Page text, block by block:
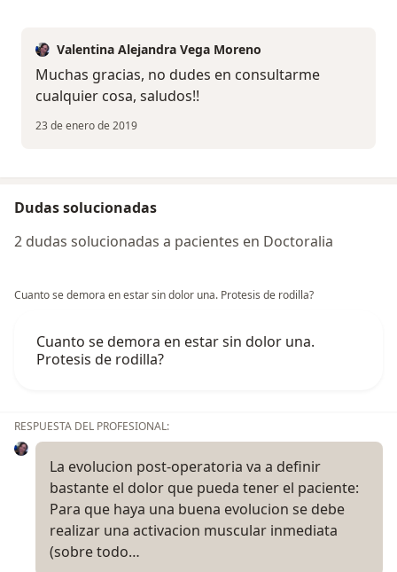
Valentina Alejandra Vega Moreno
Muchas gracias, no dudes en consultarme
cualquier cosa, saludos!!
23 de enero de 2019
Dudas solucionadas
2 dudas solucionadas a pacientes en Doctoralia
Cuanto se demora en estar sin dolor una. Protesis de rodilla?
Cuanto se demora en estar sin dolor una.
Protesis de rodilla?
RESPUESTA DEL PROFESIONAL:
La evolucion post-operatoria va a definir
bastante el dolor que pueda tener el paciente:
Para que haya una buena evolucion se debe
realizar una activacion muscular inmediata
(sobre todo…